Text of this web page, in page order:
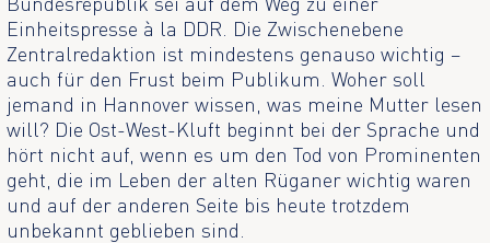
Einheitspresse à la DDR. Die Zwischenebene
Zentralredaktion ist mindestens genauso wichtig –
auch für den Frust beim Publikum. Woher soll
jemand in Hannover wissen, was meine Mutter lesen
will? Die Ost-West-Kluft beginnt bei der Sprache und
hört nicht auf, wenn es um den Tod von Prominenten
geht, die im Leben der alten Rüganer wichtig waren
und auf der anderen Seite bis heute trotzdem
unbekannt geblieben sind.